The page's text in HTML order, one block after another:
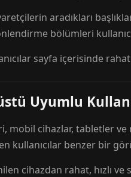
aradıkları
bölümleri
sayfa içerisinde
Uyumlu
mobil cihazlar, tabletler
kullanıcılar benzer bir
cihazdan rahat, hızlı ve